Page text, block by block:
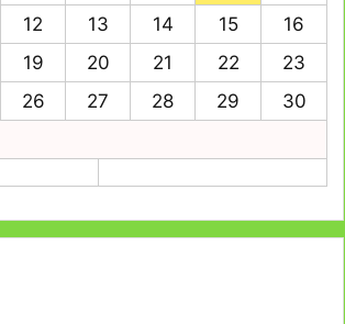
12 13 14 15
16
19 20 21 22
23
26 27 28 29
30